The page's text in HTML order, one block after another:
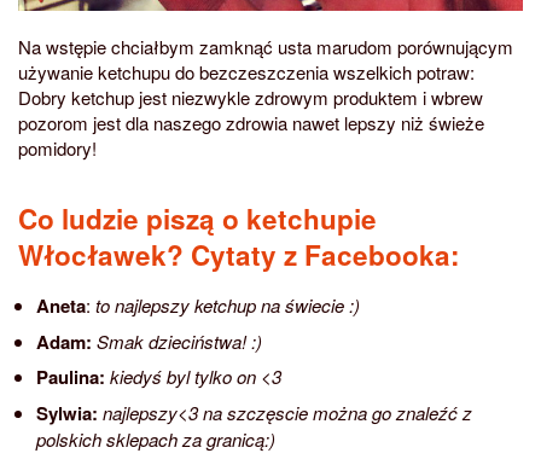
Na wstępie chciałbym zamknąć usta marudom porównującym
używanie ketchupu do bezczeszczenia wszelkich potraw:
Dobry ketchup jest niezwykle zdrowym produktem i wbrew
pozorom jest dla naszego zdrowia nawet lepszy niż świeże
pomidory!
Co ludzie piszą o ketchupie
Włocławek? Cytaty z Facebooka:
Aneta: to najlepszy ketchup na świecie :)
Adam: Smak dzieciństwa! :)
Paulina: kiedyś byl tylko on <3
Sylwia: najlepszy<3 na szczęscie można go znaleźć z
polskich sklepach za granicą:)